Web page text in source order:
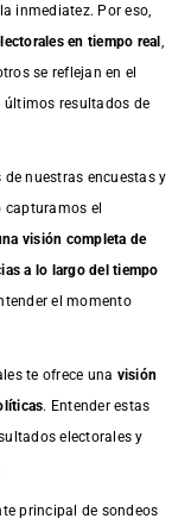
inmediatez. Por eso,
en tiempo real
se reflejan en el
resultados de
nuestras encuestasy
capturamos el
visión completa de
a lo largo del tiempo
el momento
te ofrece una visión
. Entender estas
electorales y
principal de sondeos